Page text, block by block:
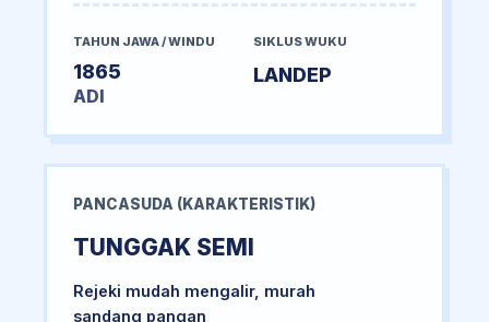
TAHUN JAWA / WINDU
1865
ADI
SIKLUS WUKU
LANDEP
PANCASUDA (KARAKTERISTIK)
TUNGGAK SEMI
Rejeki mudah mengalir, murah
sandang pangan